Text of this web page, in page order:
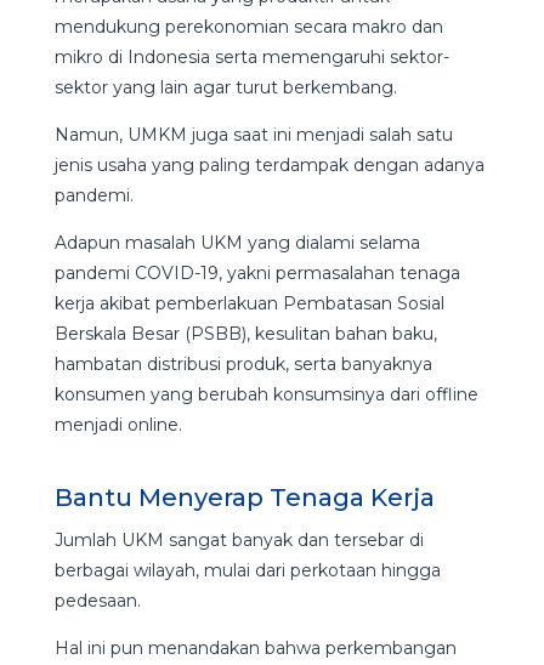
mendukung perekonomian secara makro dan
mikro di Indonesia serta memengaruhi sektor-
sektor yang lain agar turut berkembang.
Namun, UMKM juga saat ini menjadi salah satu
jenis usaha yang paling terdampak dengan adanya
pandemi.
Adapun masalah UKM yang dialami selama
pandemi COVID-19, yakni permasalahan tenaga
kerja akibat pemberlakuan Pembatasan Sosial
Berskala Besar (PSBB), kesulitan bahan baku,
hambatan distribusi produk, serta banyaknya
konsumen yang berubah konsumsinya dari offline
menjadi online.
Bantu Menyerap Tenaga Kerja
Jumlah UKM sangat banyak dan tersebar di
berbagai wilayah, mulai dari perkotaan hingga
pedesaan.
Hal ini pun menandakan bahwa perkembangan